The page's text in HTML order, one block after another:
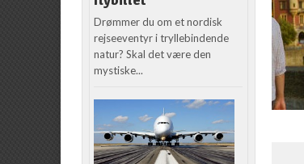
Drømmer du om et nordisk
rejseeventyr i tryllebindende
natur? Skal det være den
mystiske...